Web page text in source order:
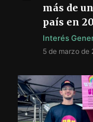
más de
país en
Interés
5 de marzo de